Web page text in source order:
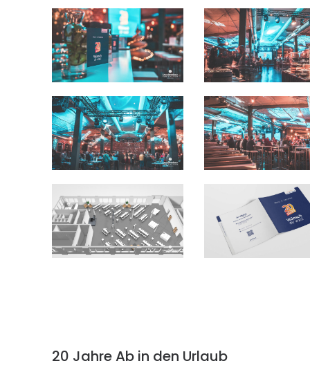
20 Jahre Ab in den Urlaub